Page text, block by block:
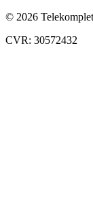
© 2026
CVR: 30572432